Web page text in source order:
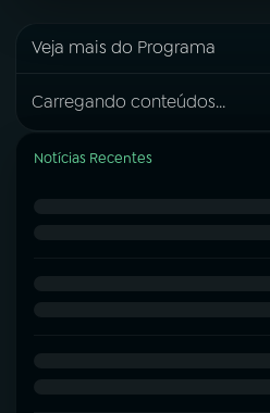
Veja mais do Programa
Carregando conteúdos...
Notícias Recentes